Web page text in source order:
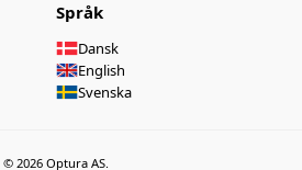
Språk
Dansk
English
Svenska
© 2026 Optura AS.